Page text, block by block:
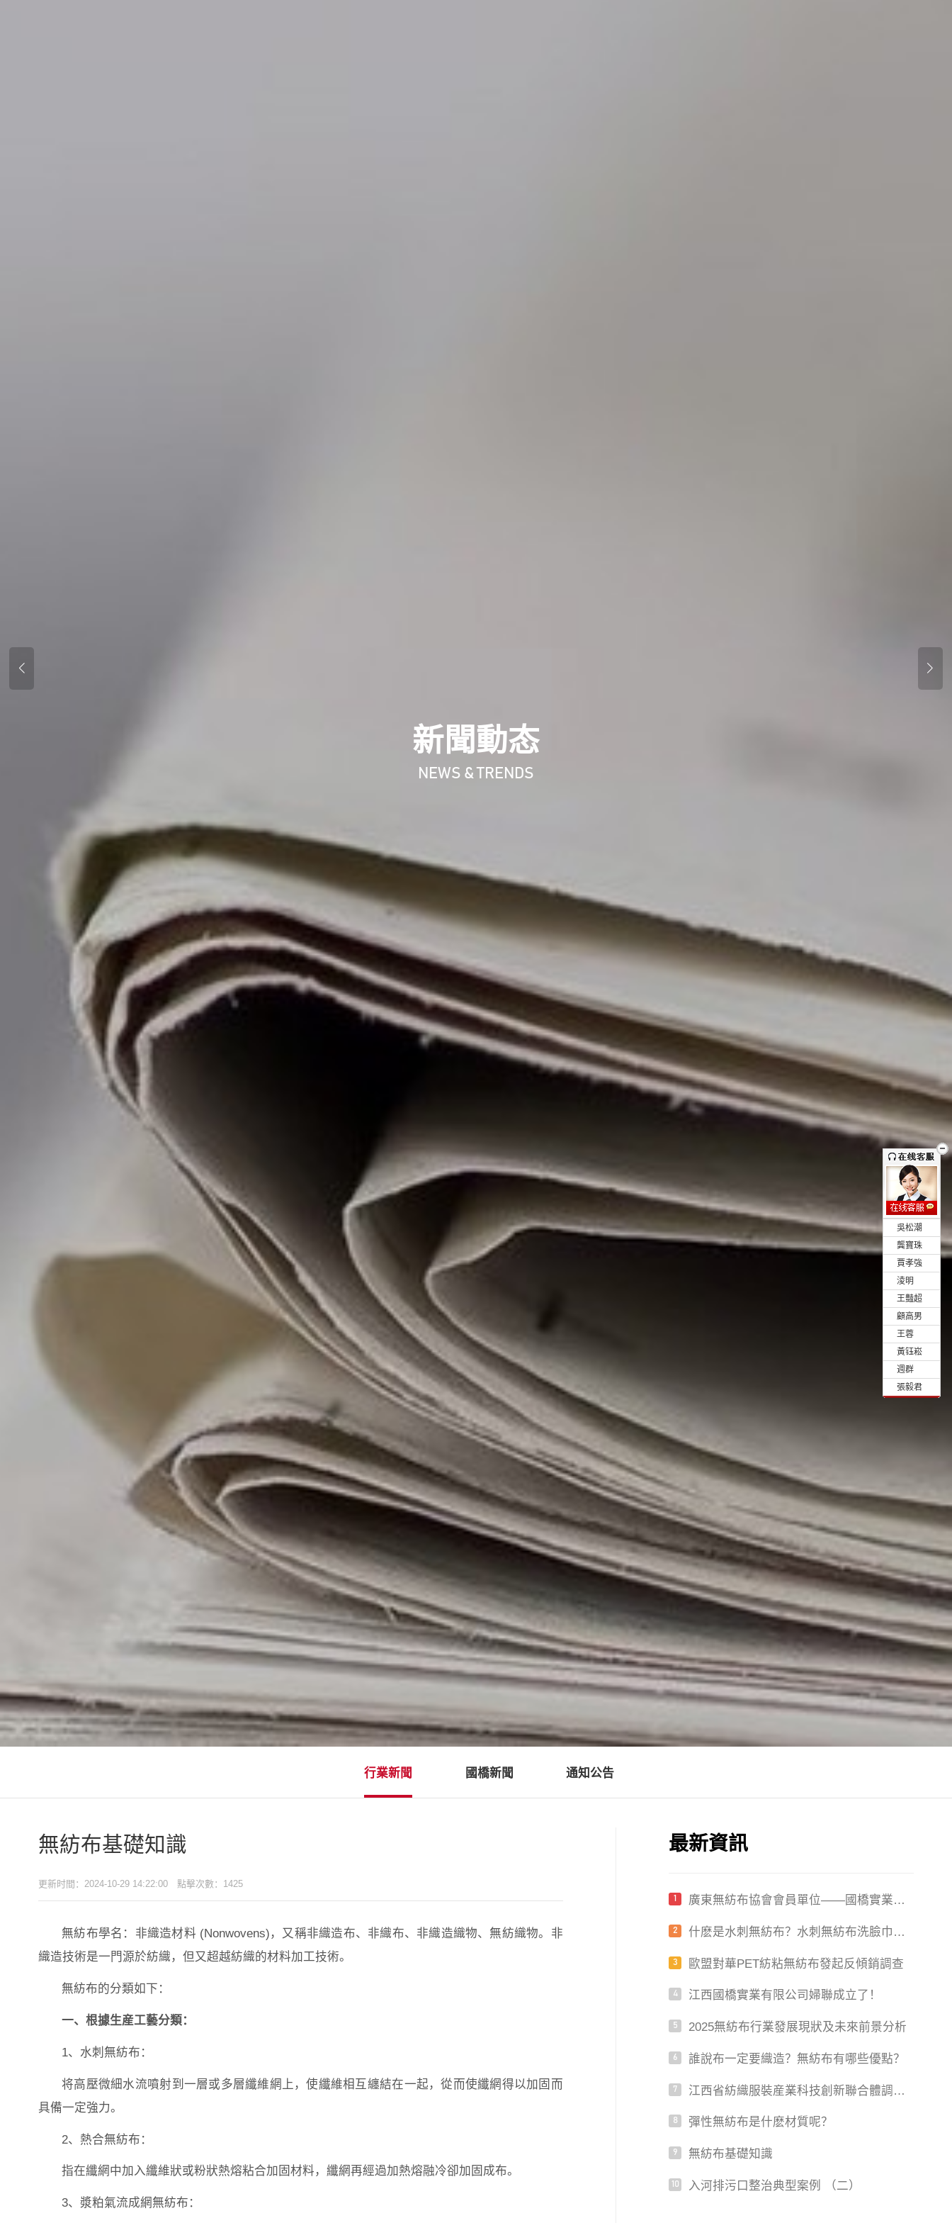
吳松潮
龔寶珠
賈孝強
淩明
王豔超
顧高男
王蓉
黃钰崧
週群
張毅君
新聞動态
NEWS & TRENDS
行業新聞 國橋新聞 通知公告
無紡布基礎知識
更新时間：2024-10-29 14:22:00 點擊次數：1425
無紡布學名：非織造材料 (Nonwovens)，又稱非織造布、非織布、非織造織物、無紡織物。非
織造技術是一門源於紡織，但又超越紡織的材料加工技術。
無紡布的分類如下：
一、根據生産工藝分類：
1、水刺無紡布：
将高壓微細水流噴射到一層或多層纖維網上，使纖維相互纏結在一起，從而使纖網得以加固而
具備一定強力。
2、熱合無紡布：
指在纖網中加入纖維狀或粉狀熱熔粘合加固材料，纖網再經過加熱熔融冷卻加固成布。
3、漿粕氣流成網無紡布：
最新資訊
1
廣東無紡布協會會員單位——國橋實業參
2
什麽是水刺無紡布？水刺無紡布洗臉巾安
3 歐盟對華PET紡粘無紡布發起反傾銷調查
4 江西國橋實業有限公司婦聯成立了！
5 2025無紡布行業發展現狀及未來前景分析
6 誰說布一定要織造？無紡布有哪些優點？
7
江西省紡織服裝産業科技創新聯合體調研
8 彈性無紡布是什麽材質呢？
9 無紡布基礎知識
10 入河排污口整治典型案例 （二）